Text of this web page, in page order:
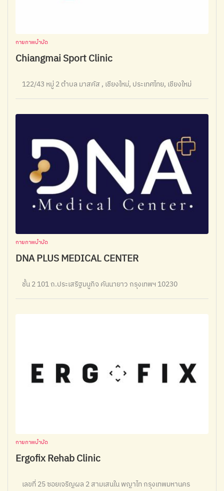
กายภาพบำบัด
Chiangmai Sport Clinic
122/43 หมู่ 2 ตำบล มาสคัส , เชียงใหม่, ประเทศไทย, เชียงใหม่
กายภาพบำบัด
DNA PLUS MEDICAL CENTER
ชั้น 2 101 ถ.ประเสริฐมนูกิจ คันนายาว กรุงเทพฯ 10230
กายภาพบำบัด
Ergofix Rehab Clinic
เลขที่ 25 ซอยเจริญผล 2 สามเสนใน พญาไท กรุงเทพมหานคร